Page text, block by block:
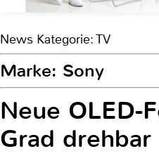
News Kategorie: TV
Marke: Sony
Neue OLED-
Grad drehbar